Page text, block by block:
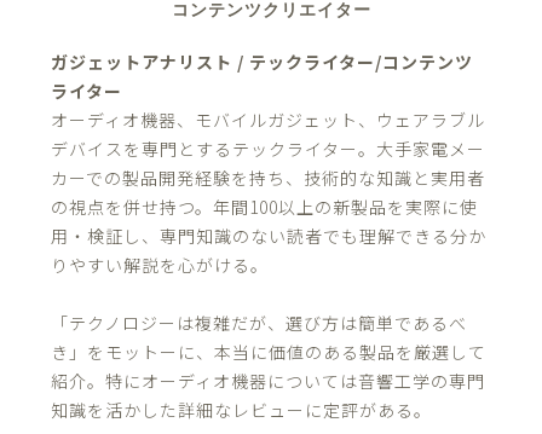
コンテンツクリエイター
ガジェットアナリスト / テックライター/コンテンツ
ライター
オーディオ機器、モバイルガジェット、ウェアラブル
デバイスを専門とするテックライター。大手家電メー
カーでの製品開発経験を持ち、技術的な知識と実用者
の視点を併せ持つ。年間100以上の新製品を実際に使
用・検証し、専門知識のない読者でも理解できる分か
りやすい解説を心がける。
「テクノロジーは複雑だが、選び方は簡単であるべ
き」をモットーに、本当に価値のある製品を厳選して
紹介。特にオーディオ機器については音響工学の専門
知識を活かした詳細なレビューに定評がある。